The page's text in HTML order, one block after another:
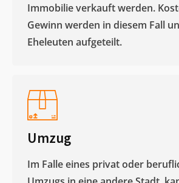
Immobilie verkauft werden.
Gewinn werden in diesem Fall
Eheleuten aufgeteilt.​
Umzug
Im Falle eines privat oder